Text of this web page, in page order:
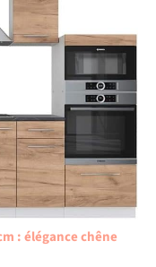
: élégance chêne